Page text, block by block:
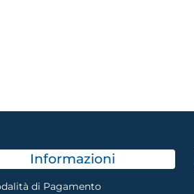
Informazioni
di Pagamento